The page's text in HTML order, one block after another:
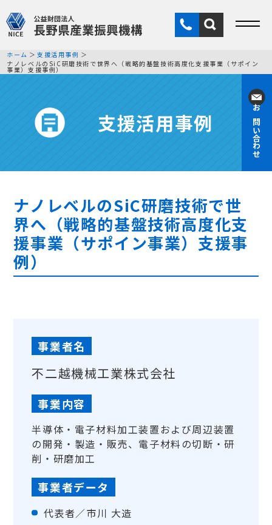
お問い合わせ
ホーム
支援活用事例
ナノレベルのSiC研磨技術で世界へ（戦略的基盤技術高度化支援事業（サポイン
事業）支援事例）
支援活用事例
ナノレベルのSiC研磨技術で世
界へ（戦略的基盤技術高度化支
援事業（サポイン事業）支援事
例）
事業者名
不二越機械工業株式会社
事業内容
半導体・電子材料加工装置および周辺装置
の開発・製造・販売、電子材料の切断・研
削・研磨加工
事業者データ
代表者／市川 大造